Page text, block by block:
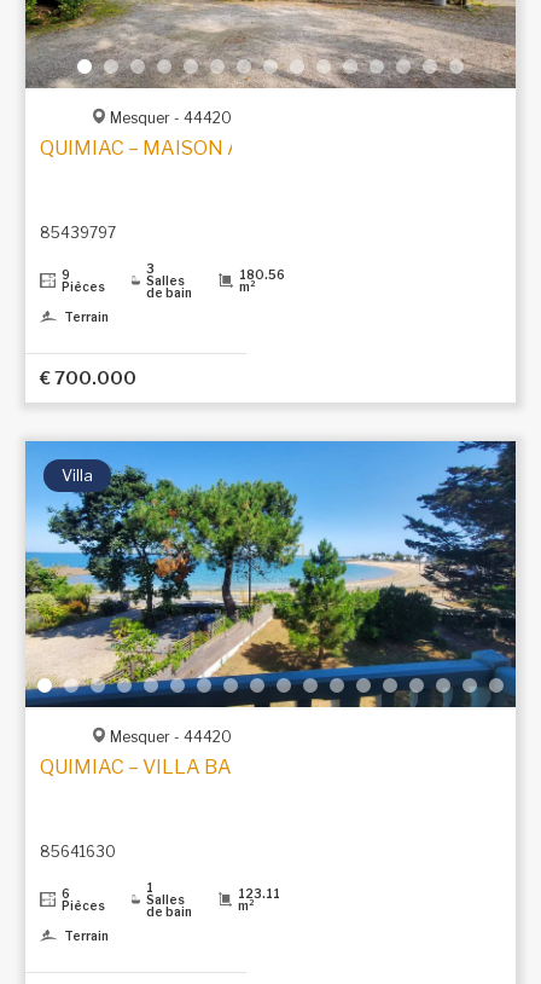
Mesquer - 44420
QUIMIAC – MAISON ANCIENNE EN PIERRE AVEC VUE
85439797
9
Pièces
3
Salles
de bain
180.56
m²
Terrain
€ 700.000
Villa
Mesquer - 44420
QUIMIAC – VILLA BALNÉAIRE FIN XIXe AVEC VUE
85641630
6
Pièces
1
Salles
de bain
123.11
m²
Terrain